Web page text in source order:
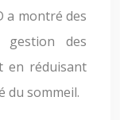
a montré des
gestion des
en réduisant
du sommeil.